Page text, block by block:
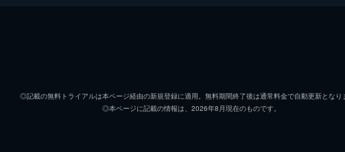
榊英雄
◎記載の無料トライアルは本ページ経由の新規登録に適用。無料期間終了後は通常料金で自動更新となり
◎本ページに記載の情報は、2026年8月現在のものです。